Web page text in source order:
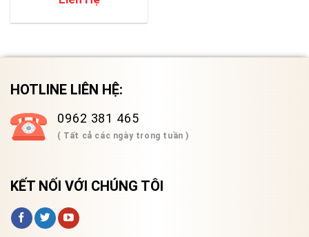
HOTLINE LIÊN HỆ:
0962 381 465
( Tất cả các ngày trong tuần )
KẾT NỐI VỚI CHÚNG TÔI